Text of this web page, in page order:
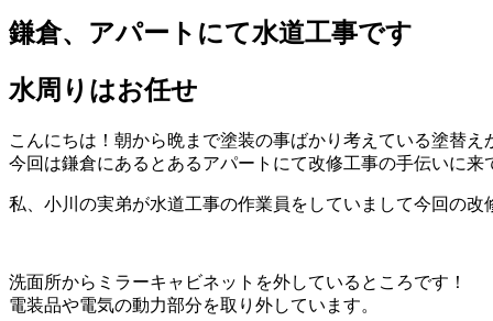
鎌倉、アパートにて水道工事です
水周りはお任せ
こんにちは！朝から晩まで塗装の事ばかり考えている塗替え
今回は鎌倉にあるとあるアパートにて改修工事の手伝いに来
私、小川の実弟が水道工事の作業員をしていまして今回の
洗面所からミラーキャビネットを外しているところです！
電装品や電気の動力部分を取り外しています。